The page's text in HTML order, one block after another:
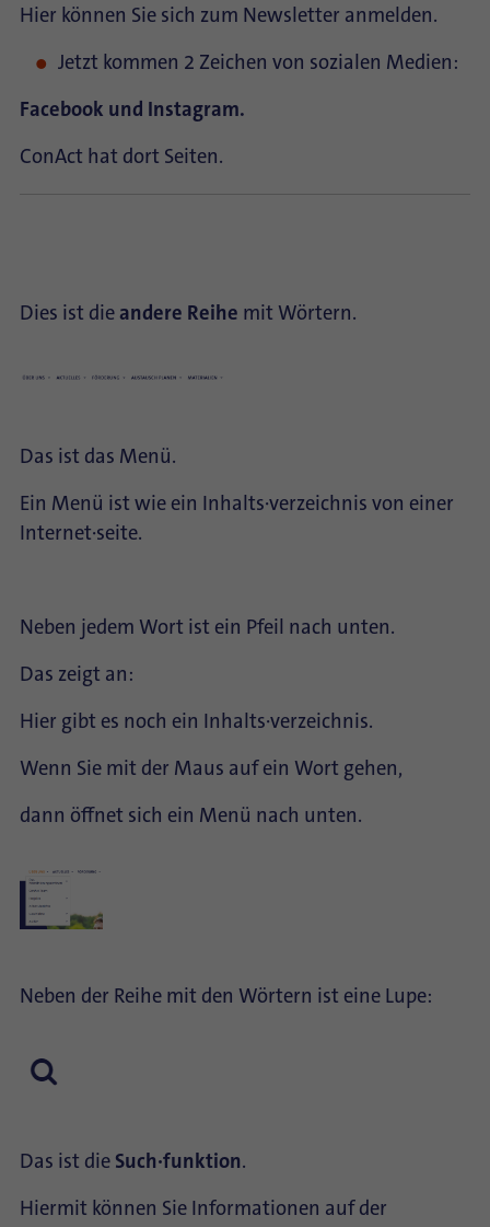
Hier können Sie sich zum Newsletter anmelden.
Jetzt kommen 2 Zeichen von sozialen Medien:
Facebook und Instagram.
ConAct hat dort Seiten.
Dies ist dieandere Reihe mit Wörtern.
Das ist das Menü.
Ein Menü ist wie ein Inhalts∙verzeichnis von einer
Internet∙seite.
Neben jedem Wort ist ein Pfeil nach unten.
Das zeigt an:
Hier gibt es noch ein Inhalts∙verzeichnis.
Wenn Sie mit der Maus auf ein Wort gehen,
dann öffnet sich ein Menü nach unten.
Neben der Reihe mit den Wörtern ist eine Lupe:
Das ist die Such∙funktion.
Hiermit können Sie Informationen auf der